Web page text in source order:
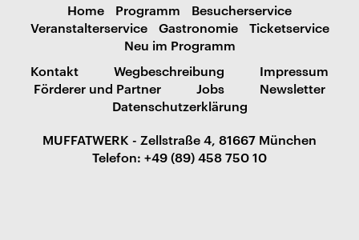
Home Programm
Besucherservice
Veranstalterservice
Gastronomie
Ticketservice
Neu im Programm
Kontakt
Wegbeschreibung
Impressum
Förderer und Partner
Jobs
Newsletter
Datenschutzerklärung
MUFFATWERK - Zellstraße 4, 81667 München
Telefon: +49 (89) 458 750 10